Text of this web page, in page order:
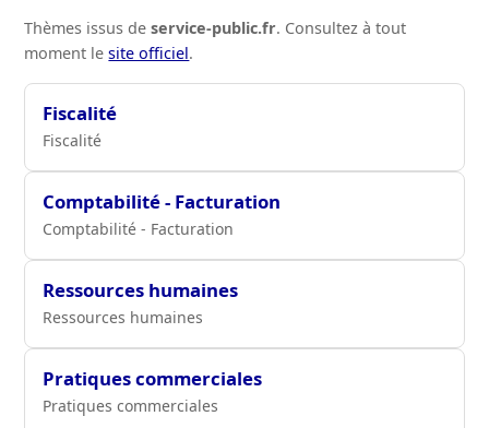
Thèmes issus deservice-public.fr. Consultez à tout
moment lesite officiel.
Fiscalité
Fiscalité
Comptabilité - Facturation
Comptabilité - Facturation
Ressources humaines
Ressources humaines
Pratiques commerciales
Pratiques commerciales